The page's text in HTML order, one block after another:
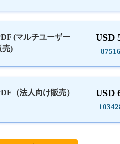
(マルチユーザー
売)
USD
（法人向け販売） USD